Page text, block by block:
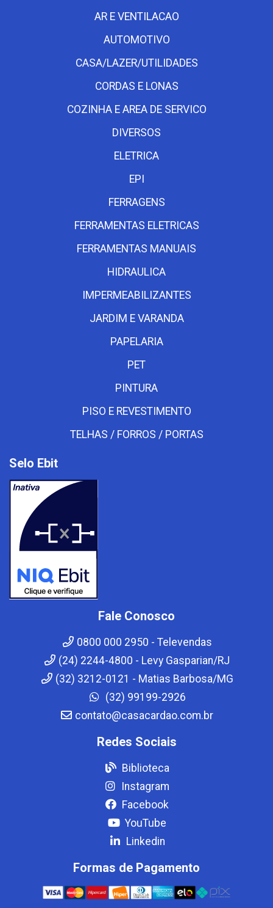
AR E VENTILACAO
AUTOMOTIVO
CASA/LAZER/UTILIDADES
CORDAS E LONAS
COZINHA E AREA DE SERVICO
DIVERSOS
ELETRICA
EPI
FERRAGENS
FERRAMENTAS ELETRICAS
FERRAMENTAS MANUAIS
HIDRAULICA
IMPERMEABILIZANTES
JARDIM E VARANDA
PAPELARIA
PET
PINTURA
PISO E REVESTIMENTO
TELHAS / FORROS / PORTAS
Selo Ebit
Fale Conosco
0800 000 2950 - Televendas
(24) 2244-4800 - Levy Gasparian/RJ
(32) 3212-0121 - Matias Barbosa/MG
(32) 99199-2926
contato@casacardao.com.br
Redes Sociais
Biblioteca
Instagram
Facebook
YouTube
Linkedin
Formas de Pagamento